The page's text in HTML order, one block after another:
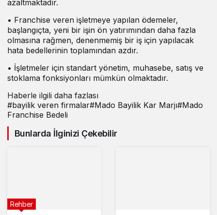
azaltmaktadır.
• Franchise veren işletmeye yapılan ödemeler,
başlangıçta, yeni bir işin ön yatırımından daha fazla
olmasına rağmen, denenmemiş bir iş için yapılacak
hata bedellerinin toplamından azdır.
• İşletmeler için standart yönetim, muhasebe, satış ve
stoklama fonksiyonları mümkün olmaktadır.
Haberle ilgili daha fazlası
#bayilik veren firmalar#Mado Bayilik Kar Marjı#Mado
Franchise Bedeli
Bunlarda İlginizi Çekebilir
Rehber